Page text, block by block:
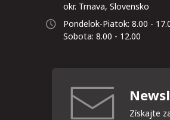
okr. Trnava, Slovensko
Pondelok-Piatok: 8.00 -
Sobota: 8.00 - 12.00
Získajte